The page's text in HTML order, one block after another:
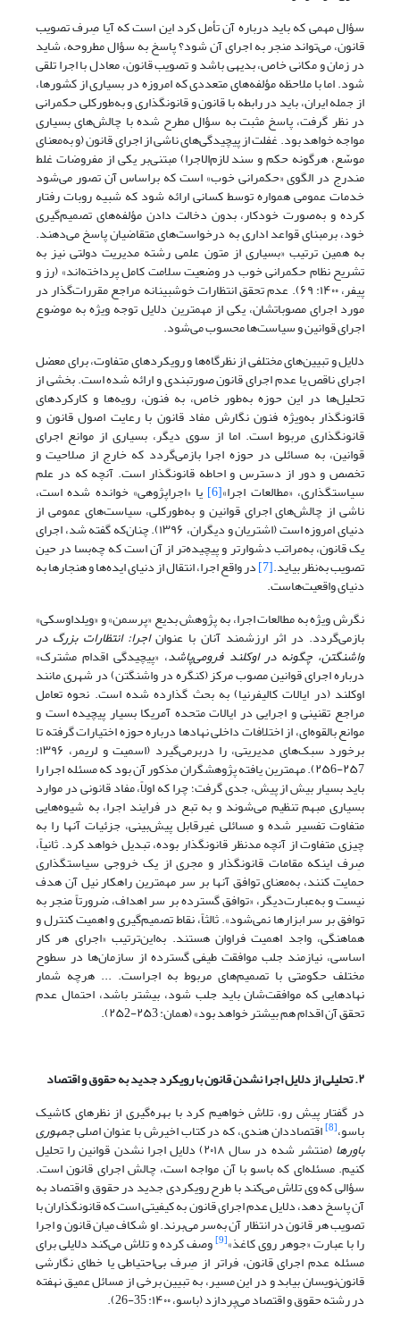
سؤال مهمی که باید درباره آن تأمل کرد این است که آیا صِرف تصویب
قانون، می‌تواند منجر به اجرای آن شود؟ پاسخ به سؤال مطروحه، شاید
در زمان و مکانی خاص، بدیهی باشد و تصویب قانون، معادل با اجرا تلقی
شود. اما با ملاحظه مؤلفه‌های متعددی که امروزه در بسیاری از کشورها،
از جمله ایران، باید در رابطه با قانون و قانونگذاری و به‌طورکلی حکمرانی
در نظر گرفت، پاسخ مثبت به سؤال مطرح ‌شده با چالش‌های بسیاری
مواجه خواهد بود. غفلت از پیچیدگی‌های ناشی از اجرای قانون (و به‌معنای
موسّع، هرگونه حکم و سند لازم‌الاجرا) مبتنی‌بر یکی از مفروضات غلط
مندرج در الگوی «حکمرانی خوب» است که براساس آن‌ تصور می‌شود
خدمات عمومی همواره توسط کسانی ارائه شود که شبیه روبات رفتار
کرده و به‌صورت خودکار، بدون دخالت دادن مؤلفه‌های تصمیم‌گیری
خود، برمبنای قواعد اداری به درخواست‌های متقاضیان پاسخ می‌دهند.
به همین ترتیب‌ «بسیاری از متون علمی رشته مدیریت دولتی نیز به
تشریح نظام حکمرانی خوب در وضعیت سلامت کامل پرداخته‌اند» (رز و
پیفر، ۱۴۰۰: ۶۹). عدم تحقق انتظارات خوشبینانه مراجع مقررات‌گذار در
مورد اجرای مصوباتشان، یکی از مهمترین دلایل توجه ویژه به موضوع
اجرای قوانین و سیاست‌ها محسوب می‌شود.
دلایل و تبیین‌های مختلفی از نظرگاه‌ها و رویکردهای متفاوت، برای معضل
اجرای ناقص یا عدم اجرای قانون صورتبندی و ارائه شده است. بخشی از
تحلیل‌‌ها در این حوزه به‌طور خاص، به فنون، رویه‌ها و کارکردهای
قانونگذار‌ به‌ویژه فنون نگارش مفاد قانون با رعایت اصول قانون و
قانونگذاری‌ مربوط است. اما از سوی دیگر، بسیاری از موانع اجرای
قوانین، به مسائلی در حوزه اجرا بازمی‌گردد که ‌خارج از صلاحیت و
تخصص و دور از دسترس و احاطه قانونگذار است. آنچه که در علم
سیاستگذاری، «مطالعات اجرا»[6] یا «اجرا‌پژوهی» خوانده شده است،
ناشی از چالش‌های اجرای قوانین و به‌طور‌کلی، سیاست‌های عمومی از
دنیای امروزه است (اشتریان و دیگران، ۱۳۹۶). چنان‌که گفته شد، اجرای
یک قانون، به‌مراتب دشوارتر و پیچیده‌تر از آن است که چه‌بسا در حین
تصویب به‌نظر بیاید.[7] در واقع اجرا، انتقال از دنیای ایده‌ها و هنجارها به
دنیای واقعیت‌هاست.
نگرش ویژه به مطالعات اجرا، به پژوهش بدیع «پرسمن» و «ویلداوسکی»
بازمی‌گردد. در اثر ارزشمند آنان با عنواناجرا: انتظارات بزرگ در
واشنگتن، چگونه در اوکلند فرو‌می‌پاشد، «پیچیدگی اقدام مشترک»
درباره اجرای قوانین مصوب مرکز (کنگره در واشنگتن) در شهری مانند
اوکلند (در ایالات کالیفرنیا) به بحث گذارده شده است. نحوه تعامل
مراجع تقنینی و اجرایی در ایالات متحده آمریکا بسیار پیچیده است و
موانع بالقوه‌ای، از اختلافات داخلی نهادها درباره حوزه اختیارات گرفته تا
برخورد سبک‌های مدیریتی، را در‌بر‌می‌گیرد (اسمیت و لریمر، ۱۳۹۶:
۲۵7-۲۵6). مهمترین یافته پژوهشگران مذکور آن بود که مسئله اجرا را
باید بسیار بیش از پیش، جدی گرفت؛ چرا که اولاً، مفاد قانونی در موارد
بسیاری‌ مبهم تنظیم می‌شوند و به‌ تبع در فرایند اجرا، به شیوه‌هایی
متفاوت تفسیر شده و مسائلی غیرقابل پیش‌بینی، جزئیات آنها را به
چیزی متفاوت از آنچه مدنظر قانونگذار بوده، تبدیل خواهد کرد. ثانیاً،
صِرف اینکه مقامات قانونگذار و مجری از یک خروجی سیاستگذاری
حمایت کنند، به‌معنای توافق آنها بر سر مهمترین راهکار نیل آن هدف
نیست و به‌عبارت‌دیگر، «توافق گسترده بر سر اهداف، ضرورتاً منجر به
توافق بر سر ابزارها نمی‌شود». ثالثاً، نقاط تصمیم‌گیری و اهمیت کنترل و
هماهنگی، واجد اهمیت فراوان هستند. به‌این‌ترتیب‌‌‌ «اجرای هر کار
اساسی، نیازمند جلب موافقت طیفی گسترده از سازمان‌ها در سطوح
مختلف حکومتی با تصمیم‌های مربوط به اجراست. ... هرچه شمار
نهادهایی که موافقت‌شان باید جلب شود، بیشتر باشد، احتمال عدم
تحقق آن اقدام هم بیشتر خواهد بود» (همان: ۲۵3-۲۵2).
۲. تحلیلی از دلایل اجرا نشدن قانون با رویکرد جدید به حقوق و اقتصاد
در گفتار پیش‌ رو، تلاش خواهیم کرد با بهره‌گیری از نظرهای کاشیک
باسو،[8] اقتصاددان هندی، که در کتاب اخیرش با عنوان اصلیجمهوری
باورها (منتشر شده در سال ۲۰۱۸) دلایل اجرا نشدن قوانین را تحلیل
کنیم. مسئله‌ای که باسو با آن مواجه است، چالش اجرای قانون است.
سؤالی که وی تلاش می‌کند با طرح رویکردی جدید در حقوق و اقتصاد به
آن پاسخ دهد، دلایل عدم اجرای قانون به کیفیتی است که قانونگذاران با
تصویب هر قانون در انتظار آن به‌سر می‌برند. او شکاف میان قانون و اجرا
را با عبارت «جوهر روی کاغذ»[9] وصف کرده و تلاش می‌کند دلایلی برای
مسئله عدم اجرای قانون، فراتر از صِرف بی‌احتیاطی یا خطای نگارشی
قانون‌نویسان بیابد و در این مسیر، به تبیین برخی از مسائل عمیق نهفته
در رشته حقوق و اقتصاد می‌پردازد (باسو، ۱۴۰۰: 35-26).